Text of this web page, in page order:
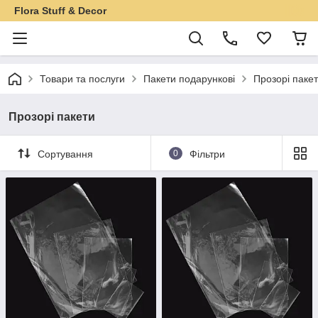
Flora Stuff & Decor
Товари та послуги Пакети подарункові Прозорі
Прозорі пакети
Сортування 0 Фільтри